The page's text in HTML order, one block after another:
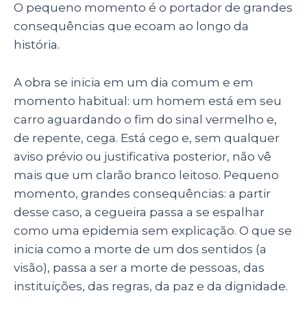
O pequeno momento é o portador de grandes
consequências que ecoam ao longo da
história.
A obra se inicia em um dia comum e em
momento habitual: um homem está em seu
carro aguardando o fim do sinal vermelho e,
de repente, cega. Está cego e, sem qualquer
aviso prévio ou justificativa posterior, não vê
mais que um clarão branco leitoso. Pequeno
momento, grandes consequências: a partir
desse caso, a cegueira passa a se espalhar
como uma epidemia sem explicação. O que se
inicia como a morte de um dos sentidos (a
visão), passa a ser a morte de pessoas, das
instituições, das regras, da paz e da dignidade.